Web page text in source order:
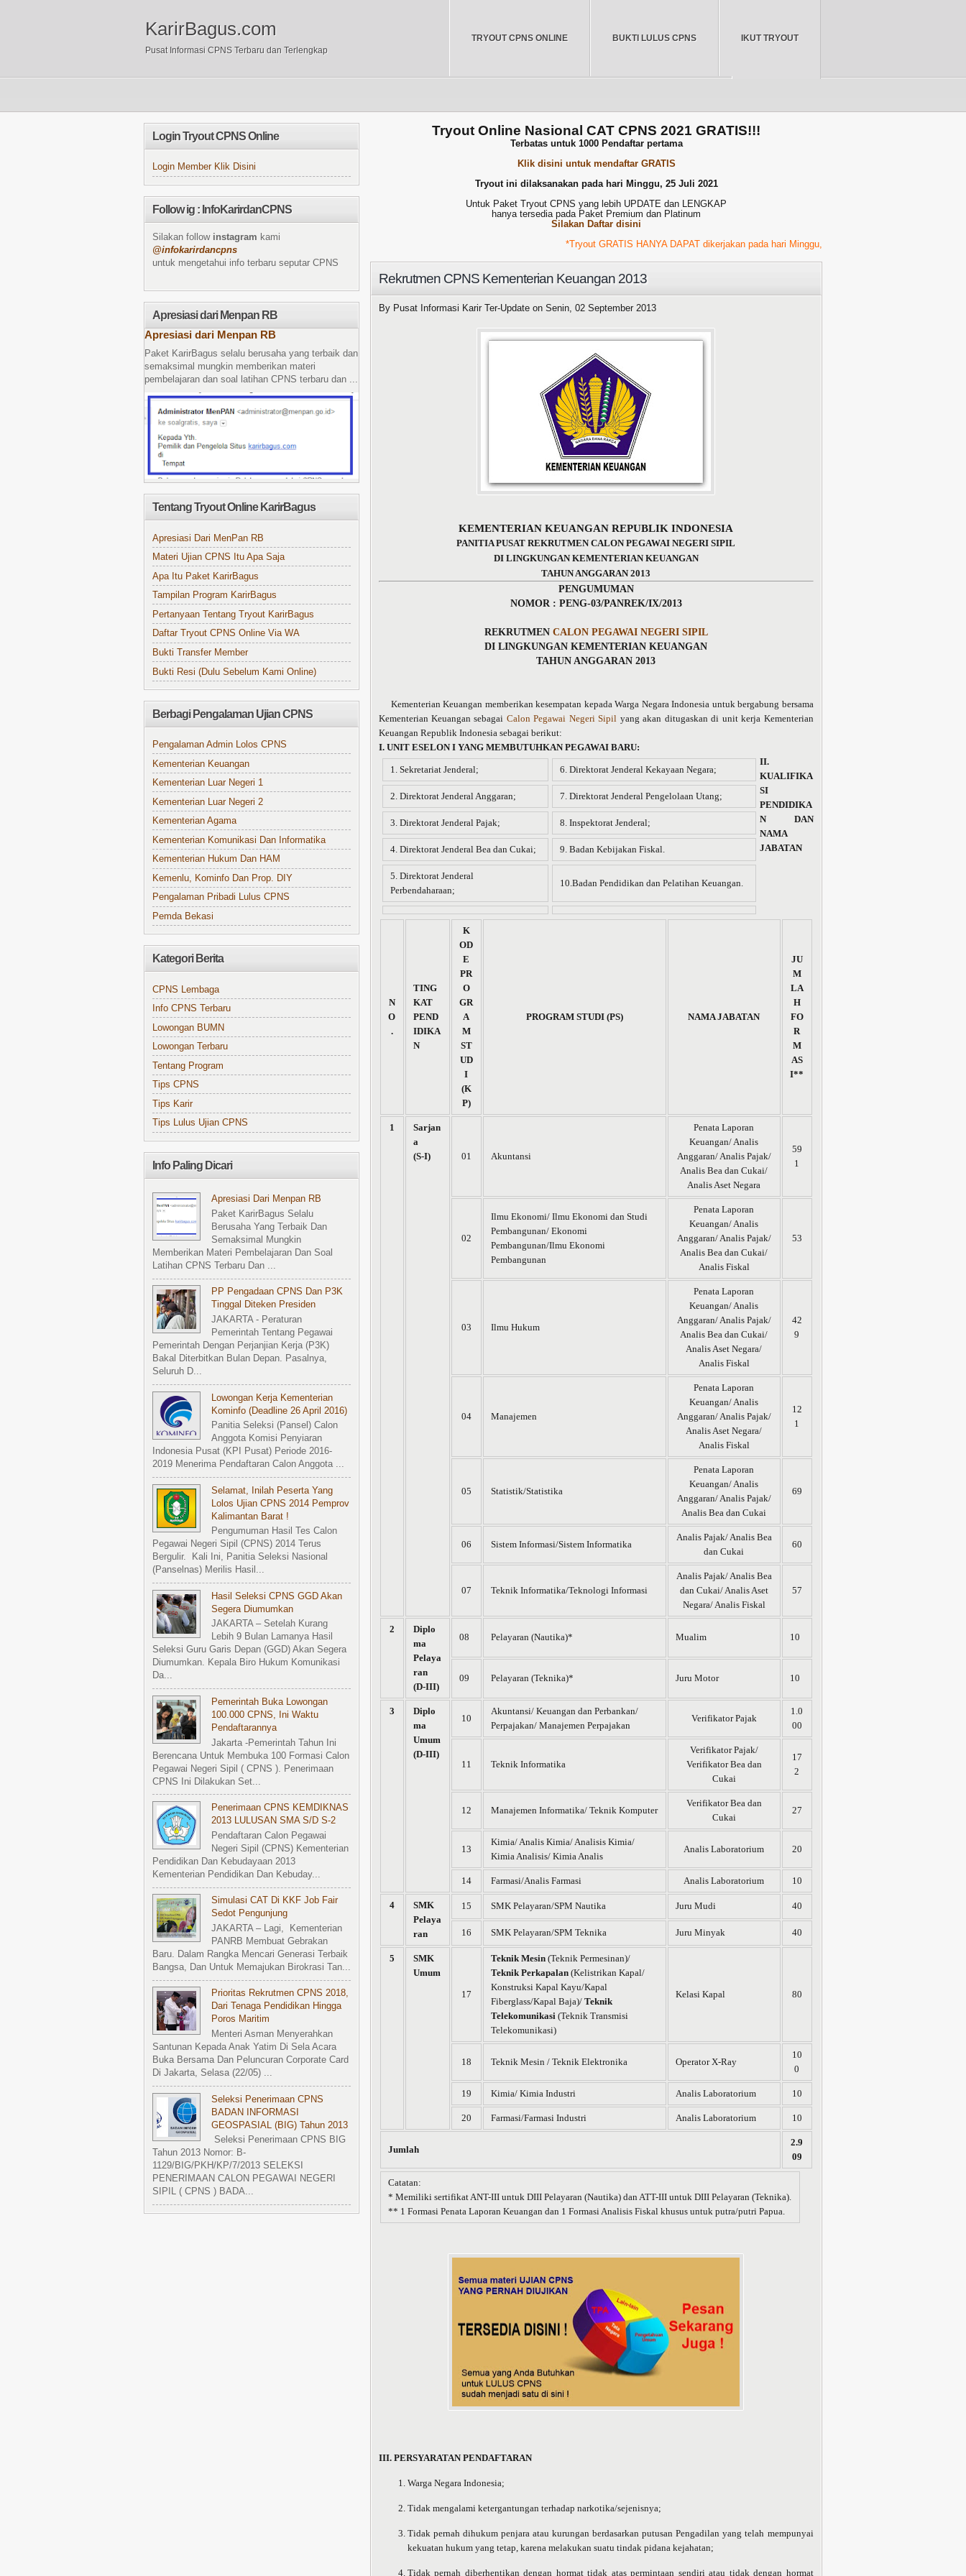
KarirBagus.com
Pusat Informasi CPNS Terbaru dan Terlengkap
IKUT TRYOUT
BUKTI LULUS CPNS
TRYOUT CPNS ONLINE
BERANDA
Tryout Online Nasional CAT CPNS 2021 GRATIS!!!
Terbatas untuk 1000 Pendaftar pertama
Klik disini untuk mendaftar GRATIS
Tryout ini dilaksanakan pada hari Minggu, 25 Juli 2021
Untuk Paket Tryout CPNS yang lebih UPDATE dan LENGKAP
hanya tersedia pada Paket Premium dan Platinum
Silakan Daftar disini
*Tryout GRATIS HANYA DAPAT dikerjakan pada hari Minggu, 23 Juli 2021 Pukul 01.00 WIB s/d 23.00
Rekrutmen CPNS Kementerian Keuangan 2013
By Pusat Informasi Karir Ter-Update on Senin, 02 September 2013
KEMENTERIAN KEUANGAN REPUBLIK INDONESIA
PANITIA PUSAT REKRUTMEN CALON PEGAWAI NEGERI SIPIL
DI LINGKUNGAN KEMENTERIAN KEUANGAN
TAHUN ANGGARAN 2013
PENGUMUMAN
NOMOR : PENG-03/PANREK/IX/2013
REKRUTMEN CALON PEGAWAI NEGERI SIPIL
DI LINGKUNGAN KEMENTERIAN KEUANGAN
TAHUN ANGGARAN 2013
Kementerian Keuangan memberikan kesempatan kepada Warga Negara Indonesia untuk bergabung bersama
Kementerian Keuangan sebagai Calon Pegawai Negeri Sipil yang akan ditugaskan di unit kerja Kementerian
Keuangan Republik Indonesia sebagai berikut:
I. UNIT ESELON I YANG MEMBUTUHKAN PEGAWAI BARU:
1. Sekretariat Jenderal; 6. Direktorat Jenderal Kekayaan Negara;
2. Direktorat Jenderal Anggaran; 7. Direktorat Jenderal Pengelolaan Utang;
3. Direktorat Jenderal Pajak; 8. Inspektorat Jenderal;
4. Direktorat Jenderal Bea dan Cukai; 9. Badan Kebijakan Fiskal.
5. Direktorat Jenderal
Perbendaharaan;
10.Badan Pendidikan dan Pelatihan Keuangan.
II.
KUALIFIKA
SI
PENDIDIKA
N DAN
NAMA
JABATAN
N
O
.
TING
KAT
PEND
IDIKA
N
K
OD
E
PR
O
GR
A
M
ST
UD
I
(K
P)
PROGRAM STUDI (PS) NAMA JABATAN
JU
M
LA
H
FO
R
M
AS
I**
1
Sarjan
a
(S-I)
01 Akuntansi
Penata Laporan
Keuangan/ Analis
Anggaran/ Analis Pajak/
Analis Bea dan Cukai/
Analis Aset Negara
59
1
02
Ilmu Ekonomi/ Ilmu Ekonomi dan Studi
Pembangunan/ Ekonomi
Pembangunan/Ilmu Ekonomi
Pembangunan
Penata Laporan
Keuangan/ Analis
Anggaran/ Analis Pajak/
Analis Bea dan Cukai/
Analis Fiskal
53
03 Ilmu Hukum
Penata Laporan
Keuangan/ Analis
Anggaran/ Analis Pajak/
Analis Bea dan Cukai/
Analis Aset Negara/
Analis Fiskal
42
9
04 Manajemen
Penata Laporan
Keuangan/ Analis
Anggaran/ Analis Pajak/
Analis Aset Negara/
Analis Fiskal
12
1
05 Statistik/Statistika
Penata Laporan
Keuangan/ Analis
Anggaran/ Analis Pajak/
Analis Bea dan Cukai
69
06 Sistem Informasi/Sistem Informatika
Analis Pajak/ Analis Bea
dan Cukai
60
07 Teknik Informatika/Teknologi Informasi
Analis Pajak/ Analis Bea
dan Cukai/ Analis Aset
Negara/ Analis Fiskal
57
2
Diplo
ma
Pelaya
ran
(D-III)
08 Pelayaran (Nautika)* Mualim 10
09 Pelayaran (Teknika)* Juru Motor 10
3
Diplo
ma
Umum
(D-III)
10
Akuntansi/ Keuangan dan Perbankan/
Perpajakan/ Manajemen Perpajakan
Verifikator Pajak
1.0
00
11 Teknik Informatika
Verifikator Pajak/
Verifikator Bea dan
Cukai
17
2
12 Manajemen Informatika/ Teknik Komputer
Verifikator Bea dan
Cukai
27
13
Kimia/ Analis Kimia/ Analisis Kimia/
Kimia Analisis/ Kimia Analis
Analis Laboratorium 20
14 Farmasi/Analis Farmasi Analis Laboratorium 10
4
SMK
Pelaya
ran
15 SMK Pelayaran/SPM Nautika Juru Mudi 40
16 SMK Pelayaran/SPM Teknika Juru Minyak 40
5
SMK
Umum
17
Teknik Mesin(Teknik Permesinan)/
Teknik Perkapalan(Kelistrikan Kapal/
Konstruksi Kapal Kayu/Kapal
Fiberglass/Kapal Baja)/ Teknik
Telekomunikasi(Teknik Transmisi
Telekomunikasi)
Kelasi Kapal 80
18 Teknik Mesin / Teknik Elektronika Operator X-Ray
10
0
19 Kimia/ Kimia Industri Analis Laboratorium 10
20 Farmasi/Farmasi Industri Analis Laboratorium 10
Jumlah
2.9
09
Catatan:
* Memiliki sertifikat ANT-III untuk DIII Pelayaran (Nautika) dan ATT-III untuk DIII Pelayaran (Teknika).
** 1 Formasi Penata Laporan Keuangan dan 1 Formasi Analisis Fiskal khusus untuk putra/putri Papua.
III. PERSYARATAN PENDAFTARAN
Warga Negara Indonesia;
Tidak mengalami ketergantungan terhadap narkotika/sejenisnya;
Tidak pernah dihukum penjara atau kurungan berdasarkan putusan Pengadilan yang telah mempunyai
kekuatan hukum yang tetap, karena melakukan suatu tindak pidana kejahatan;
Tidak pernah diberhentikan dengan hormat tidak atas permintaan sendiri atau tidak dengan hormat
Login Tryout CPNS Online
Login Member Klik Disini
Follow ig : InfoKarirdanCPNS
Silakan follow instagram kami
@infokarirdancpns
untuk mengetahui info terbaru seputar CPNS
Apresiasi dari Menpan RB
Apresiasi dari Menpan RB
Paket KarirBagus selalu berusaha yang terbaik dan
semaksimal mungkin memberikan materi
pembelajaran dan soal latihan CPNS terbaru dan ...
Tentang Tryout Online KarirBagus
Apresiasi Dari MenPan RB
Materi Ujian CPNS Itu Apa Saja
Apa Itu Paket KarirBagus
Tampilan Program KarirBagus
Pertanyaan Tentang Tryout KarirBagus
Daftar Tryout CPNS Online Via WA
Bukti Transfer Member
Bukti Resi (Dulu Sebelum Kami Online)
Berbagi Pengalaman Ujian CPNS
Pengalaman Admin Lolos CPNS
Kementerian Keuangan
Kementerian Luar Negeri 1
Kementerian Luar Negeri 2
Kementerian Agama
Kementerian Komunikasi Dan Informatika
Kementerian Hukum Dan HAM
Kemenlu, Kominfo Dan Prop. DIY
Pengalaman Pribadi Lulus CPNS
Pemda Bekasi
Kategori Berita
CPNS Lembaga
Info CPNS Terbaru
Lowongan BUMN
Lowongan Terbaru
Tentang Program
Tips CPNS
Tips Karir
Tips Lulus Ujian CPNS
Info Paling Dicari
Apresiasi Dari Menpan RB
Paket KarirBagus Selalu
Berusaha Yang Terbaik Dan
Semaksimal Mungkin
Memberikan Materi Pembelajaran Dan Soal
Latihan CPNS Terbaru Dan ...
PP Pengadaan CPNS Dan P3K
Tinggal Diteken Presiden
JAKARTA - Peraturan
Pemerintah Tentang Pegawai
Pemerintah Dengan Perjanjian Kerja (P3K)
Bakal Diterbitkan Bulan Depan. Pasalnya,
Seluruh D...
Lowongan Kerja Kementerian
Kominfo (Deadline 26 April 2016)
Panitia Seleksi (Pansel) Calon
Anggota Komisi Penyiaran
Indonesia Pusat (KPI Pusat) Periode 2016-
2019 Menerima Pendaftaran Calon Anggota ...
Selamat, Inilah Peserta Yang
Lolos Ujian CPNS 2014 Pemprov
Kalimantan Barat !
Pengumuman Hasil Tes Calon
Pegawai Negeri Sipil (CPNS) 2014 Terus
Bergulir. Kali Ini, Panitia Seleksi Nasional
(Panselnas) Merilis Hasil...
Hasil Seleksi CPNS GGD Akan
Segera Diumumkan
JAKARTA – Setelah Kurang
Lebih 9 Bulan Lamanya Hasil
Seleksi Guru Garis Depan (GGD) Akan Segera
Diumumkan. Kepala Biro Hukum Komunikasi
Da...
Pemerintah Buka Lowongan
100.000 CPNS, Ini Waktu
Pendaftarannya
Jakarta -Pemerintah Tahun Ini
Berencana Untuk Membuka 100 Formasi Calon
Pegawai Negeri Sipil ( CPNS ). Penerimaan
CPNS Ini Dilakukan Set...
Penerimaan CPNS KEMDIKNAS
2013 LULUSAN SMA S/d S-2
Pendaftaran Calon Pegawai
Negeri Sipil (CPNS) Kementerian
Pendidikan Dan Kebudayaan 2013
Kementerian Pendidikan Dan Kebuday...
Simulasi CAT Di KKF Job Fair
Sedot Pengunjung
JAKARTA – Lagi, Kementerian
PANRB Membuat Gebrakan
Baru. Dalam Rangka Mencari Generasi Terbaik
Bangsa, Dan Untuk Memajukan Birokrasi Tan...
Prioritas Rekrutmen CPNS 2018,
Dari Tenaga Pendidikan Hingga
Poros Maritim
Menteri Asman Menyerahkan
Santunan Kepada Anak Yatim Di Sela Acara
Buka Bersama Dan Peluncuran Corporate Card
Di Jakarta, Selasa (22/05) ...
Seleksi Penerimaan CPNS
BADAN INFORMASI
GEOSPASIAL (BIG) Tahun 2013
Seleksi Penerimaan CPNS BIG
Tahun 2013 Nomor: B-
1129/BIG/PKH/KP/7/2013 SELEKSI
PENERIMAAN CALON PEGAWAI NEGERI
SIPIL ( CPNS ) BADA...